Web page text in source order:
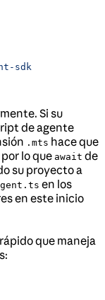
sdk
Si su
de agente
.mts hace que
lo que await de
su proyecto a
en los
en este inicio
que maneja